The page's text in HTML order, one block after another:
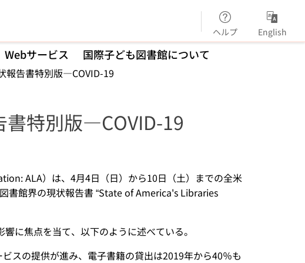
ヘルプ English
Webサービス 国際子ども図書館について
報告書特別版―COVID-19
書特別版―COVID-19
ALA）は、4月4日（日）から10日（土）までの全米
書館界の現状報告書 “State of America's Libraries
に焦点を当て、以下のように述べている。
スの提供が進み、電子書籍の貸出は2019年から40％も